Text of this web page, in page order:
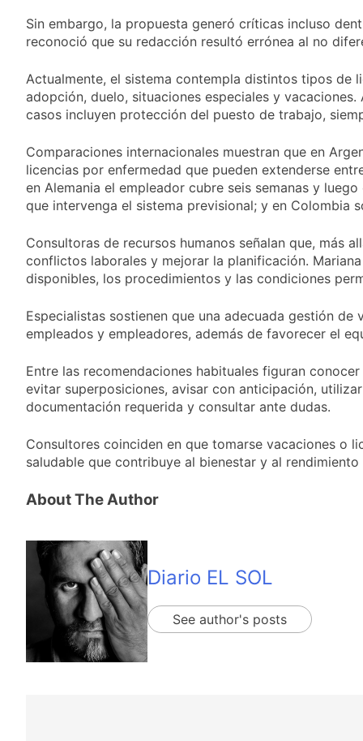
San Cayetano
La bronquiolitis es
una infección
El último adiós al
papá de Leo Messi
15 Horas Atrás
Almagro con la mira
puesta en el Reducido
15 Horas Atrás
La crisis económica
también llega a los
templos: casi la
buscan ayuda pide
alimentos, dinero o
trabajo
Economía en dos
velocidades
1 Día Atrás
Lionel Messi llegará a
despedir a su padre
Jorge Messi
1 Día Atrás
Murió Jorge Messi,
Messi, a los 68 años
2 Días Atrás
Thiago Medina fue
imputado
abuso sexual
La CGT y las dos
CTA profundizan su
Sin embargo, la propuesta generó críticas incluso
reconoció que su redacción resultó errónea al no
Actualmente, el sistema contempla distintos tipos de
adopción, duelo, situaciones especiales y
casos incluyen protección del puesto de trabajo,
Comparaciones internacionales muestran que en
licencias por enfermedad que pueden extenderse
en Alemania el empleador cubre seis semanas y
que intervenga el sistema previsional; y en Colombia
Consultoras de recursos humanos señalan que, más
conflictos laborales y mejorar la planificación.
disponibles, los procedimientos y las condiciones
Especialistas sostienen que una adecuada gestión
empleados y empleadores, además de favorecer el
Entre las recomendaciones habituales figuran
evitar superposiciones, avisar con anticipación,
documentación requerida y consultar ante dudas.
Consultores coinciden en que tomarse vacaciones o
saludable que contribuye al bienestar y al
About The Author
Diario EL SOL
See author's posts